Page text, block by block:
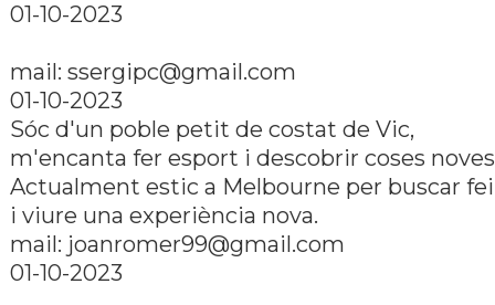
01-10-2023
mail: ssergipc@gmail.com
01-10-2023
Sóc d'un poble petit de costat de Vic,
m'encanta fer esport i descobrir coses
Actualment estic a Melbourne per buscar
i viure una experiència nova.
mail: joanromer99@gmail.com
01-10-2023